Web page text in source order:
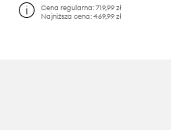
Cena regularna:719,99 zł
Najniższa cena:469,99 zł